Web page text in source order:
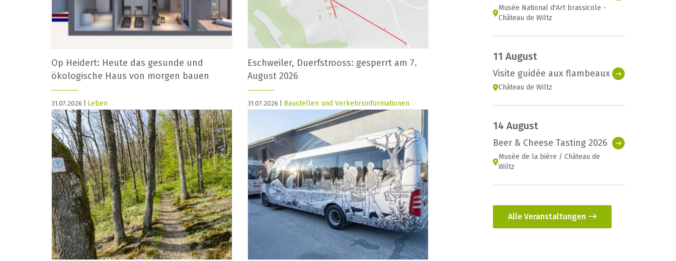
Op Heidert: Heute das gesunde und
ökologische Haus von morgen bauen
31.07.2026 | Leben
Eschweiler, Duerfstrooss: gesperrt am 7.
August 2026
31.07.2026 | Baustellen und Verkehrsinformationen
Musée National d'Art brassicole -
Château de Wiltz
11 August
Visite guidée aux flambeaux
Château de Wiltz
14 August
Beer & Cheese Tasting 2026
Musée de la bière / Château de
Wiltz
Alle Veranstaltungen